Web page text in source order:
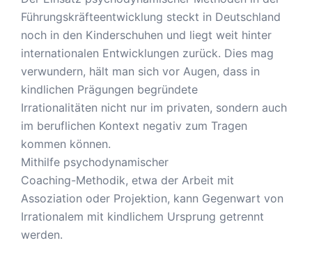
Führungskräfteentwicklung steckt in Deutschland
noch in den Kinderschuhen und liegt weit hinter
internationalen Entwicklungen zurück. Dies mag
verwundern, hält man sich vor Augen, dass in
kindlichen Prägungen begründete
Irrationalitäten nicht nur im privaten, sondern auch
im beruflichen Kontext negativ zum Tragen
kommen können.
Mithilfe psychodynamischer
Coaching-Methodik, etwa der Arbeit mit
Assoziation oder Projektion, kann Gegenwart von
Irrationalem mit kindlichem Ursprung getrennt
werden.